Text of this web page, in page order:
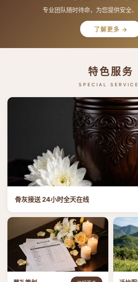
专业团队随时待命，为您提供安全
了解更多 →
特色服务
SPECIAL
骨灰接送 24小时全天在线